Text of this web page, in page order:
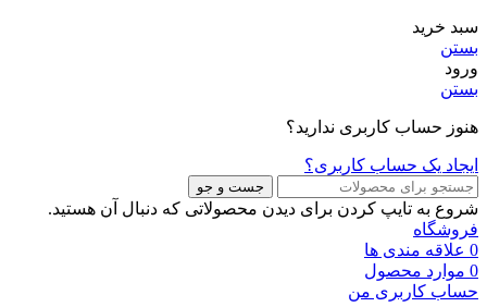
سبد خرید
بستن
ورود
بستن
هنوز حساب کاربری ندارید؟
ایجاد یک حساب کاربری؟
جست و جو
شروع به تایپ کردن برای دیدن محصولاتی که دنبال آن هستید.
فروشگاه
0 علاقه مندی ها
0 موارد محصول
حساب کاربری من